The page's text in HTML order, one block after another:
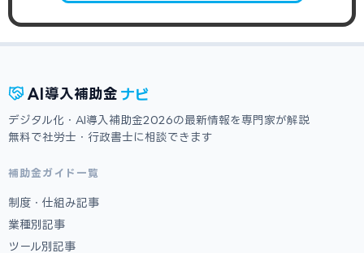
AI 導入補助金 ナビ
デジタル化・AI導入補助金2026の最新情報を専門家が解説
無料で社労士・行政書士に相談できます
補助金ガイド一覧
制度・仕組み記事
業種別記事
ツール別記事